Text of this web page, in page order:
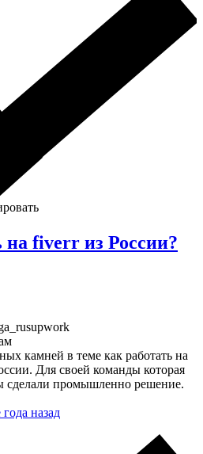
на fiverr из России?
камней в теме как работать на
Для своей команды которая
сделали промышленно решение.
года назад